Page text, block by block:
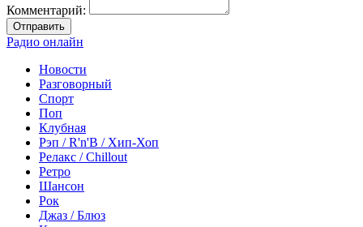
Комментарий:
Отправить
Радио онлайн
Новости
Разговорный
Спорт
Поп
Клубная
Рэп / R'n'B / Хип-Хоп
Релакс / Chillout
Ретро
Шансон
Рок
Джаз / Блюз